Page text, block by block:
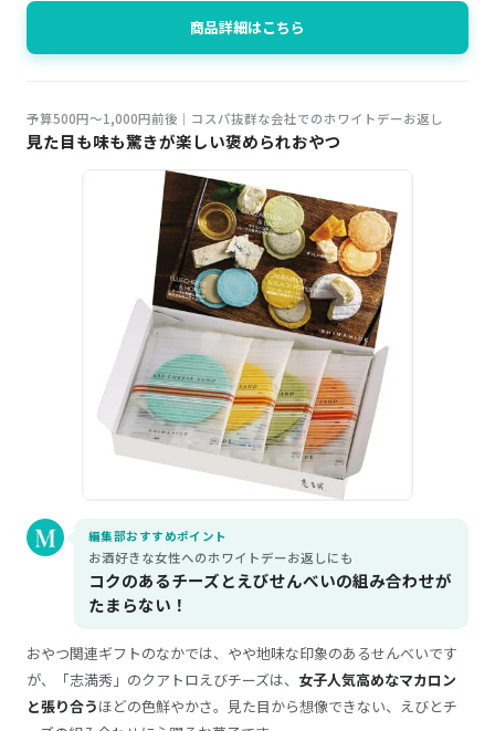
商品詳細はこちら
予算500円～1,000円前後｜コスパ抜群な会社でのホワイトデーお返し
見た目も味も驚きが楽しい褒められおやつ
編集部おすすめポイント
お酒好きな女性へのホワイトデーお返しにも
コクのあるチーズとえびせんべいの組み合わせが
たまらない！
おやつ関連ギフトのなかでは、やや地味な印象のあるせんべいです
が、「志満秀」のクアトロえびチーズは、 女子人気高めなマカロン
と張り合うほどの色鮮やかさ。見た目から想像できない、えびとチ